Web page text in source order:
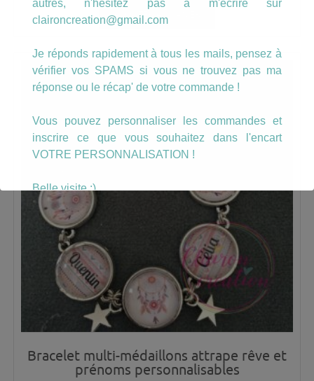
AJOUTER AU PANIER
Bracelet multi-médaillons attrape rêve et
prénoms personnalisables
autres, n'hésitez pas à m'écrire sur
claironcreation@gmail.com
Je réponds rapidement à tous les mails, pensez à
vérifier vos SPAMS si vous ne trouvez pas ma
réponse ou le récap' de votre commande !
Vous pouvez personnaliser les commandes et
inscrire ce que vous souhaitez dans l'encart
VOTRE PERSONNALISATION !
Belle visite :)